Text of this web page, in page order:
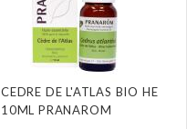
CEDRE DE L'ATLAS BIO HE
10ML PRANAROM